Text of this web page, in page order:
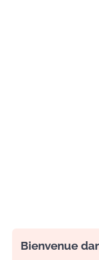
Bienvenue